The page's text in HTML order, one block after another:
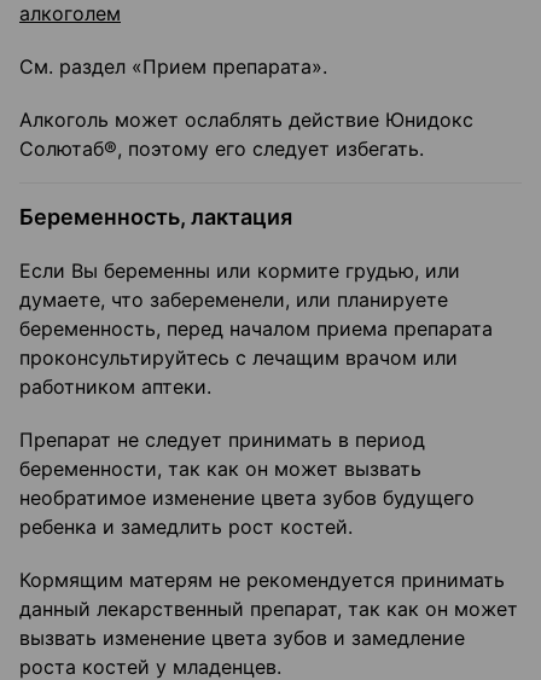
алкоголем
См. раздел «Прием препарата».
Алкоголь может ослаблять действие Юнидокс
Солютаб®, поэтому его следует избегать.
Беременность, лактация
Если Вы беременны или кормите грудью, или
думаете, что забеременели, или планируете
беременность, перед началом приема препарата
проконсультируйтесь с лечащим врачом или
работником аптеки.
Препарат не следует принимать в период
беременности, так как он может вызвать
необратимое изменение цвета зубов будущего
ребенка и замедлить рост костей.
Кормящим матерям не рекомендуется принимать
данный лекарственный препарат, так как он может
вызвать изменение цвета зубов и замедление
роста костей у младенцев.